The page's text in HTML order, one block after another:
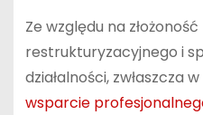
Ze względu na
restrukturyzacyjnego i
działalności, zwłaszcza
wsparcie